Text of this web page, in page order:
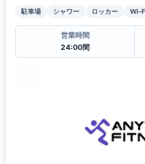
駐車場 シャワー ロッカー Wi-
営業時間
24:00間